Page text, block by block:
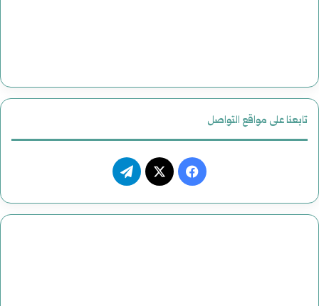
تابعنا على مواقع التواصل
فيسبوك
‫X تيلقرام